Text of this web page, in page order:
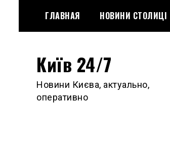
content
ГЛАВНАЯ НОВИНИ СТОЛИЦІ
Київ 24/7
Новини Києва, актуально,
оперативно